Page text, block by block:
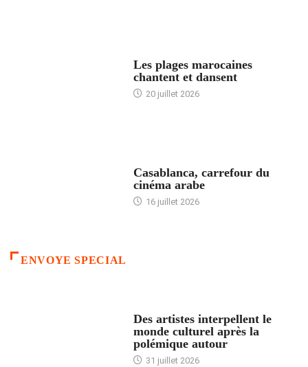
Les plages marocaines
chantent et dansent
20 juillet 2026
Casablanca, carrefour du
cinéma arabe
16 juillet 2026
ENVOYE SPECIAL
Des artistes interpellent le
monde culturel après la
polémique autour
31 juillet 2026